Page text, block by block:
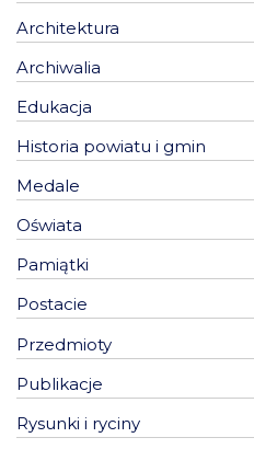
Architektura
Archiwalia
Edukacja
Historia powiatu i gmin
Medale
Oświata
Pamiątki
Postacie
Przedmioty
Publikacje
Rysunki i ryciny